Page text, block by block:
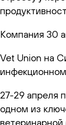
Компания 30
Vet Union на
27-29 апреля
одном из